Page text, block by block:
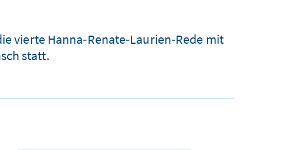
vierte Hanna‑Renate‑Laurien‑Rede mit
statt.